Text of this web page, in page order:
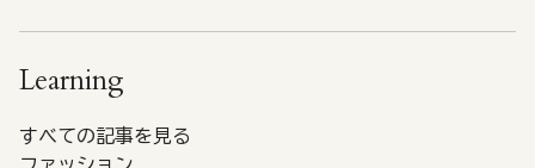
Learning
すべての記事を見る